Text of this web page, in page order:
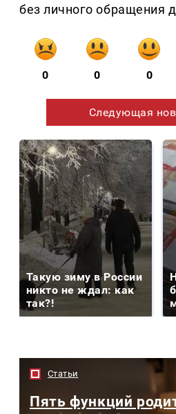
без личного обращения
0 0 0
Следующая
Такую зиму в России
никто не ждал: как
так?!
Статьи
Пять функций